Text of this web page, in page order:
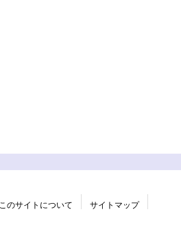
このサイトについて
サイトマップ